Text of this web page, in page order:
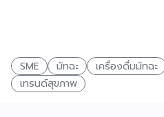
SME มัทฉะ เครื่องดื่มมัทฉะ
เทรนด์สุขภาพ